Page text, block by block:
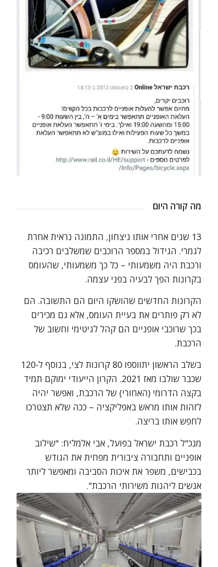
מה קורה היום
13 שנים אחרי אותו ניצחון, התמונה נראית אחרת
לגמרי. הגידול במספר הרוכבים שמשלבים רכיבה
ורכבת היה משמעותי – כל כך משמעותי, שהעומס
בקרונות הפך לבעיה בפני עצמה.
הקרונות החדשים שהושקו היום הם התשובה. הם
לא רק פותרים את בעיית העומס, אלא גם מכירים
בכך שרוכבי אופניים הם קהל לגיטימי וחשוב של
הרכבת.
בשלב הראשון יתווספו 80 קרונות לצי, בנוסף ל-120
שכבר שולבו מאז 2021. הקרון הייעודי ימוקם תמיד
בקצה הדרומי (האחורי) של הרכבת, ואפשר יהיה
לזהות אותו מראש באפליקציה – ככה שלא תצטרכו
לחפש אותו בריצה.
מנכ"ל רכבת ישראל בפועל, אבי אלמליח: "שילוב
אופניים ותחבורה ציבורית מפחית את הגודש
בכבישים, משפר את איכות הסביבה ומאפשר ליותר
אנשים ליהנות משירותי הרכבת".